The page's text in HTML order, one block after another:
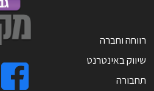
רווחה וחברה
שיווק באינטרנט
תחבורה